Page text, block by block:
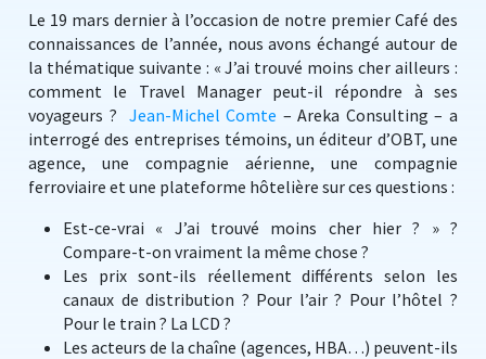
Le 19 mars dernier à l’occasion de notre premier Café des
connaissances de l’année, nous avons échangé autour de
la thématique suivante : « J’ai trouvé moins cher ailleurs :
comment le Travel Manager peut-il répondre à ses
voyageurs ? Jean-Michel Comte – Areka Consulting – a
interrogé des entreprises témoins, un éditeur d’OBT, une
agence, une compagnie aérienne, une compagnie
ferroviaire et une plateforme hôtelière sur ces questions :
Est-ce-vrai « J’ai trouvé moins cher hier ? » ?
Compare-t-on vraiment la même chose ?
Les prix sont-ils réellement différents selon les
canaux de distribution ? Pour l’air ? Pour l’hôtel ?
Pour le train ? La LCD ?
Les acteurs de la chaîne (agences, HBA…) peuvent-ils